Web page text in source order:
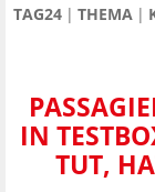
TAG24 THEMA
N
UT,